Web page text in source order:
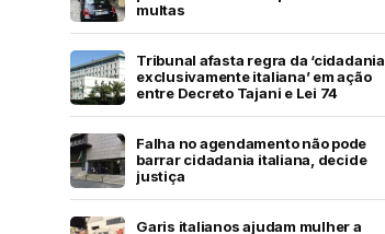
multas
Tribunal afasta regra da ‘cidadania
exclusivamente italiana’ em ação
entre Decreto Tajani e Lei 74
Falha no agendamento não pode
barrar cidadania italiana, decide
justiça
Garis italianos ajudam mulher a